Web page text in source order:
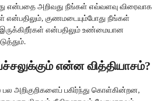
என்பதை அறிவது நீங்கள் எவ்வளவு விரைவாக
என்பதிலும், குணமடையும்போது நீங்கள்
என்பதிலும் உண்மையான
என்ன வித்தியாசம்?
பல அறிகுறிகளைப் பகிர்ந்து கொள்கின்றன,